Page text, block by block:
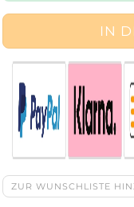
ZUR WUNSCHLISTE